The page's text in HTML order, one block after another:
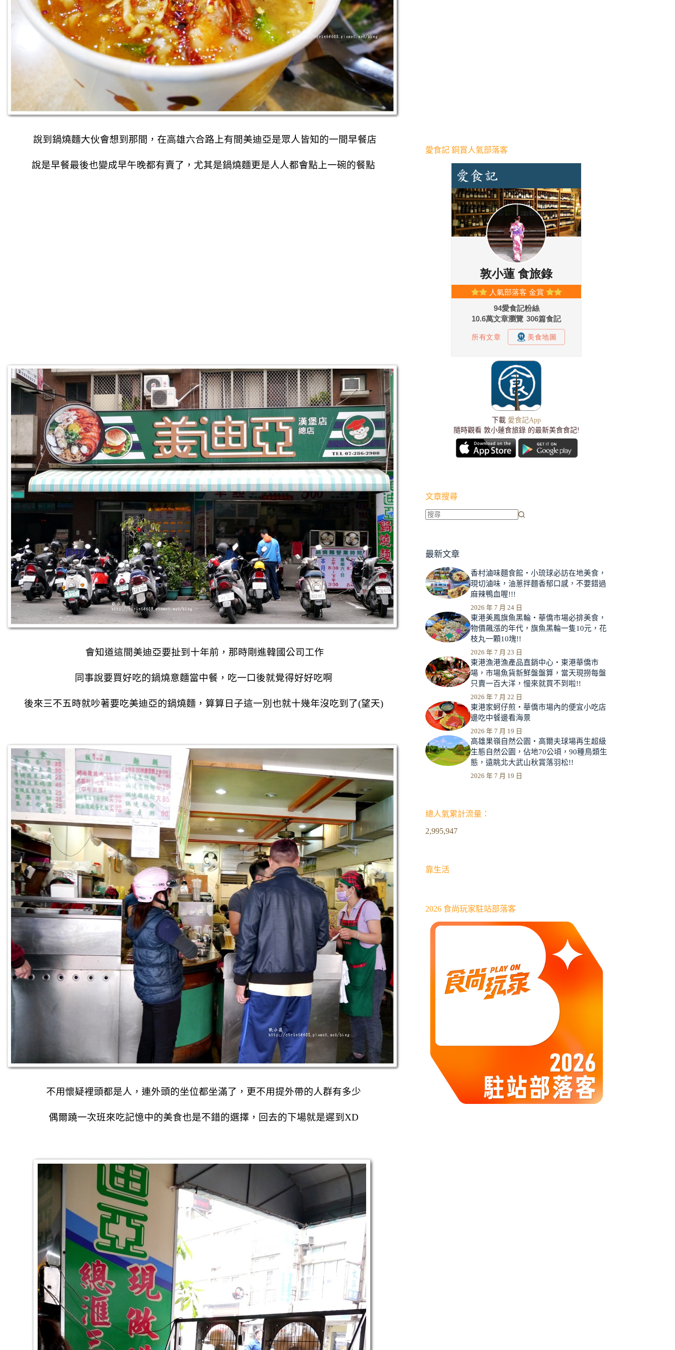
說到鍋燒麵大伙會想到那間， 在高雄六合路上有間美迪亞是眾人皆知的一間早餐店
說是早餐最後也變成早午晚都有賣了， 尤其是鍋燒麵更是人人都會點上一碗的餐點
會知道這間美迪亞要扯到十年前， 那時剛進韓國公司工作
同事說要買好吃的鍋燒意麵當中餐， 吃一口後就覺得好好吃啊
後來三不五時就吵著要吃美迪亞的鍋燒麵， 算算日子這一別也就十幾年沒吃到了(望天)
不用懷疑裡頭都是人，連外頭的坐位都坐滿了， 更不用提外帶的人群有多少
偶爾蹺一次班來吃記憶中的美食也是不錯的選擇， 回去的下場就是遲到XD
愛食記 銅賞人氣部落客
下載 愛食記App
隨時觀看 敦小蓮食旅錄 的最新美食食記!
文章搜尋
到
合
條
結
果
最新文章
香村滷味麵食館‧小琉球必訪在地美食，
現切滷味，油蔥拌麵香郁口感，不要錯過
麻辣鴨血喔!!!
2026 年 7 月 24 日
東港美鳳旗魚黑輪‧華僑市場必排美食，
物價飆漲的年代，旗魚黑輪一隻10元，花
枝丸一顆10塊!!
2026 年 7 月 23 日
東港漁港漁產品直銷中心‧東港華僑市
場，市場魚貨新鮮盤盤算，當天現撈每盤
只賣一百大洋，慢來就買不到啦!!
2026 年 7 月 22 日
東港家蚵仔煎‧華僑市場內的便宜小吃店
邊吃中餐邊看海景
2026 年 7 月 19 日
高雄果嶺自然公園‧高爾夫球場再生超級
生態自然公園，佔地70公頃，90種鳥類生
態，遠眺北大武山秋賞落羽松!!
2026 年 7 月 19 日
總人氣累計流量：
2,995,947
靠生活
2026 食尚玩家駐站部落客